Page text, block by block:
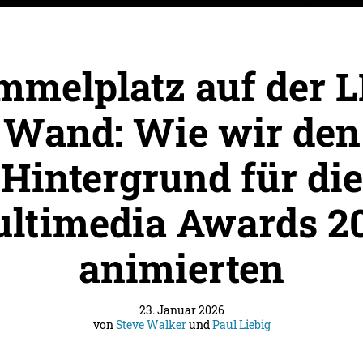
auf der
Wand: Wie wir den
Hintergrund für die
Awards
animierten
23. Januar 2026
vonSteve WalkerundPaul Liebig